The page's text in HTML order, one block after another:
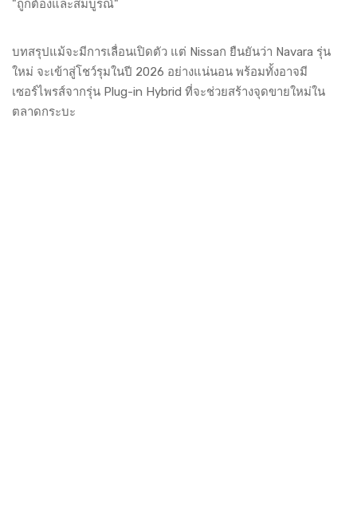
"ถูกต้องและสมบูรณ์"
บทสรุปแม้จะมีการเลื่อนเปิดตัว แต่ Nissaก ยืนยันว่า Navara รุ่น
ใหม่ จะเข้าสู่โชว์รุมในปี 2026 อย่างแน่นอน พร้อมทั้งอาจมี
เซอร์ไพรส์จากรุ่น Plug-in Hybrid ที่จะช่วยสร้างจุดขายใหม่ใน
ตลาดกระบะ